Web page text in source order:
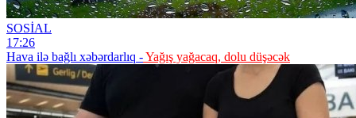
SOSİAL
17:26
Hava ilə bağlı xəbərdarlıq -Yağış yağacaq, dolu düşəcək